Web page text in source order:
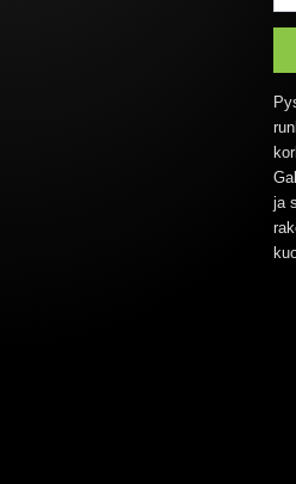
ja